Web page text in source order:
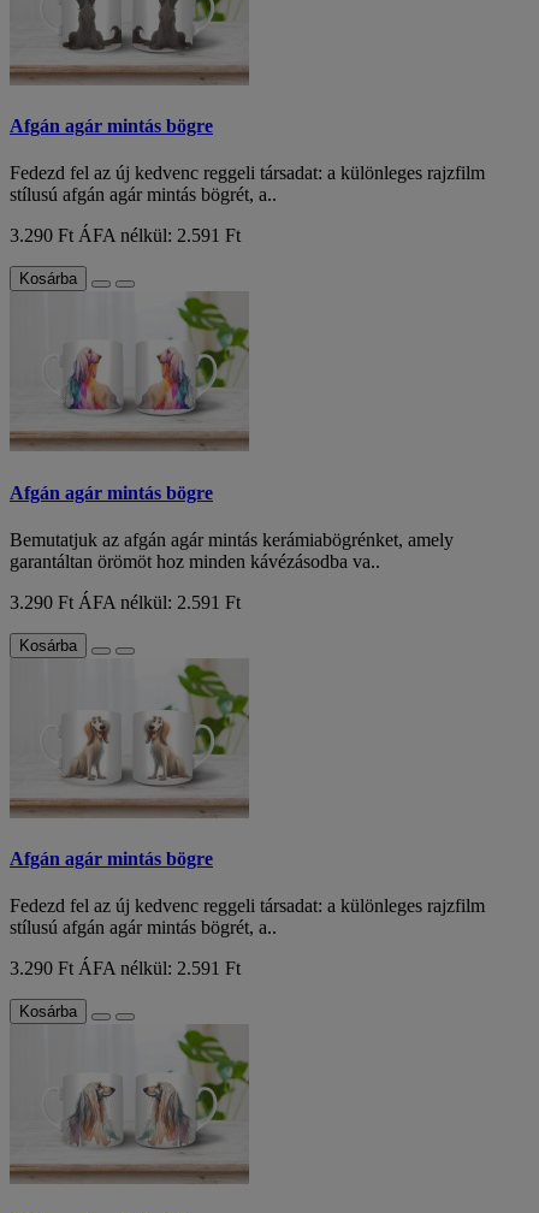
Afgán agár mintás bögre
Fedezd fel az új kedvenc reggeli társadat: a különleges rajzfilm
stílusú afgán agár mintás bögrét, a..
3.290 Ft ÁFA nélkül: 2.591 Ft
Kosárba
Afgán agár mintás bögre
Bemutatjuk az afgán agár mintás kerámiabögrénket, amely
garantáltan örömöt hoz minden kávézásodba va..
3.290 Ft ÁFA nélkül: 2.591 Ft
Kosárba
Afgán agár mintás bögre
Fedezd fel az új kedvenc reggeli társadat: a különleges rajzfilm
stílusú afgán agár mintás bögrét, a..
3.290 Ft ÁFA nélkül: 2.591 Ft
Kosárba